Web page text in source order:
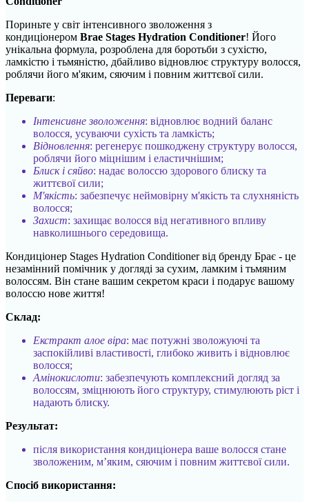
Пориньте у світ інтенсивного зволоження з
кондиціонером Brae Stages Hydration Conditioner! Його
унікальна формула, розроблена для боротьби з сухістю,
ламкістю і тьмяністю, дбайливо відновлює структуру волосся,
роблячи його м'яким, сяючим і повним життєвої сили.
Переваги:
Інтенсивне зволоження: відновлює водний баланс
волосся, усуваючи сухість та ламкість;
Відновлення: регенерує пошкоджену структуру волосся,
роблячи його міцнішим і еластичнішим;
Блиск і сяйво: надає волоссю здорового блиску та
життєвої сили;
М'якість: забезпечує неймовірну м'якість та слухняність
волосся;
Захист: захищає волосся від негативного впливу
навколишнього середовища.
Кондиціонер Stages Hydration Conditioner від бренду Брає - це
незамінний помічник у догляді за сухим, ламким і тьмяним
волоссям. Він стане вашим секретом краси і подарує вашому
волоссю нове життя!
Склад:
Екстракт алое віра: має потужні зволожуючі та
заспокійливі властивості, глибоко живить і відновлює
волосся;
Амінокислоти: забезпечують комплексний догляд за
волоссям, зміцнюють його структуру, стимулюють ріст і
надають блиску.
Результат:
після використання кондиціонера ваше волосся стане
зволоженим, м’яким, сяючим і повним життєвої сили.
Спосіб використання: